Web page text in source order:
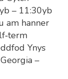
– 11:30yb
am hanner
Ynys
–